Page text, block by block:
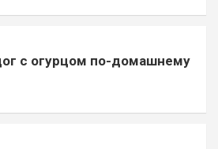
с огурцом по-домашнему